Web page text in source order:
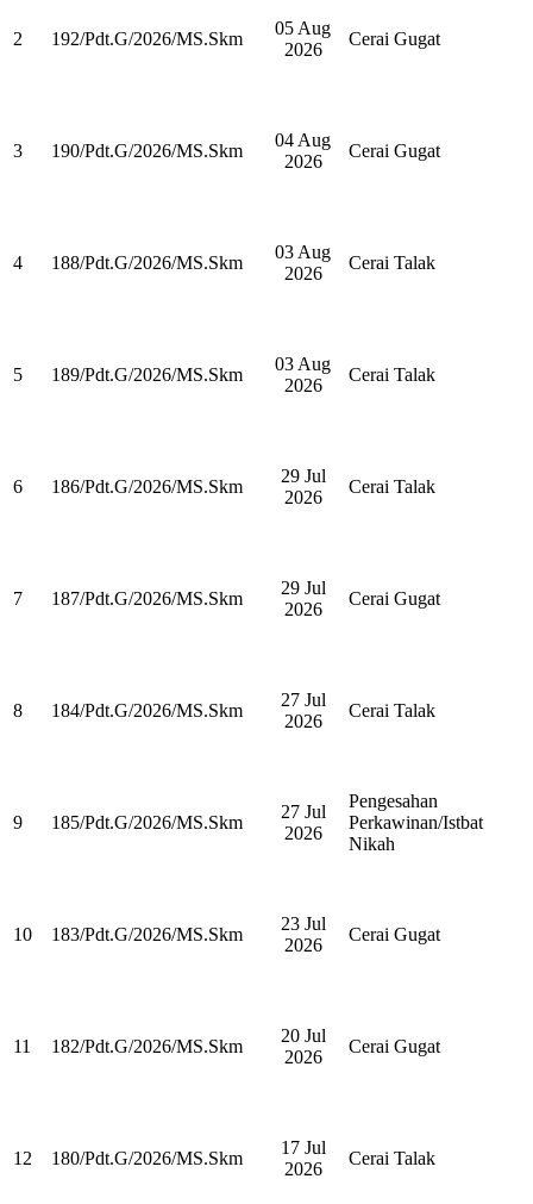
2 192/Pdt.G/2026/MS.Skm
05 Aug
2026
Cerai Gugat
3 190/Pdt.G/2026/MS.Skm
04 Aug
2026
Cerai Gugat
4 188/Pdt.G/2026/MS.Skm
03 Aug
2026
Cerai Talak
5 189/Pdt.G/2026/MS.Skm
03 Aug
2026
Cerai Talak
6 186/Pdt.G/2026/MS.Skm
29 Jul
2026
Cerai Talak
7 187/Pdt.G/2026/MS.Skm
29 Jul
2026
Cerai Gugat
8 184/Pdt.G/2026/MS.Skm
27 Jul
2026
Cerai Talak
9 185/Pdt.G/2026/MS.Skm
27 Jul
2026
Pengesahan
Perkawinan/Istbat
Nikah
10 183/Pdt.G/2026/MS.Skm
23 Jul
2026
Cerai Gugat
11 182/Pdt.G/2026/MS.Skm
20 Jul
2026
Cerai Gugat
12 180/Pdt.G/2026/MS.Skm
17 Jul
2026
Cerai Talak